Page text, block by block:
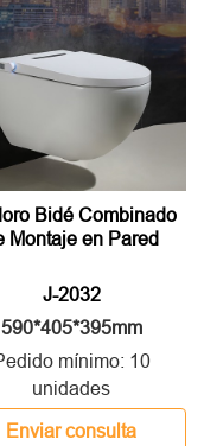
Bidé Combinado
Montaje en Pared
J-2032
590*405*395mm
mínimo: 10
unidades
Enviar consulta